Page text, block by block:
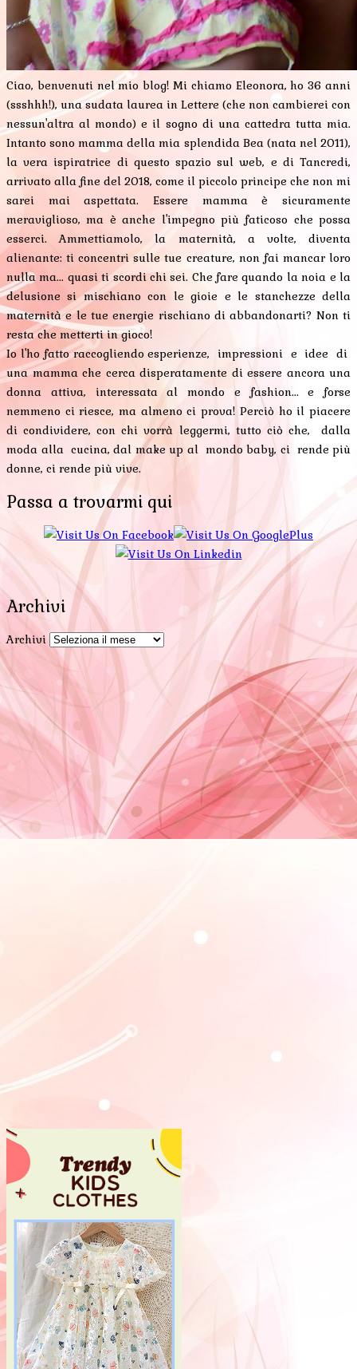
Ciao, benvenuti nel mio blog! Mi chiamo Eleonora, ho 36 anni
(ssshhh!), una sudata laurea in Lettere (che non cambierei con
nessun'altra al mondo) e il sogno di una cattedra tutta mia.
Intanto sono mamma della mia splendida Bea (nata nel 2011),
la vera ispiratrice di questo spazio sul web, e di Tancredi,
arrivato alla fine del 2018, come il piccolo principe che non mi
sarei mai aspettata. Essere mamma è sicuramente
meraviglioso, ma è anche l'impegno più faticoso che possa
esserci. Ammettiamolo, la maternità, a volte, diventa
alienante: ti concentri sulle tue creature, non fai mancar loro
nulla ma... quasi ti scordi chi sei. Che fare quando la noia e la
delusione si mischiano con le gioie e le stanchezze della
maternità e le tue energie rischiano di abbandonarti? Non ti
resta che metterti in gioco!
Io l'ho fatto raccogliendo esperienze, impressioni e idee di
una mamma che cerca disperatamente di essere ancora una
donna attiva, interessata al mondo e fashion... e forse
nemmeno ci riesce, ma almeno ci prova! Perciò ho il piacere
di condividere, con chi vorrà leggermi, tutto ciò che, dalla
moda alla cucina, dal make up al mondo baby, ci rende più
donne, ci rende più vive.
Passa a trovarmi qui
Archivi
Archivi